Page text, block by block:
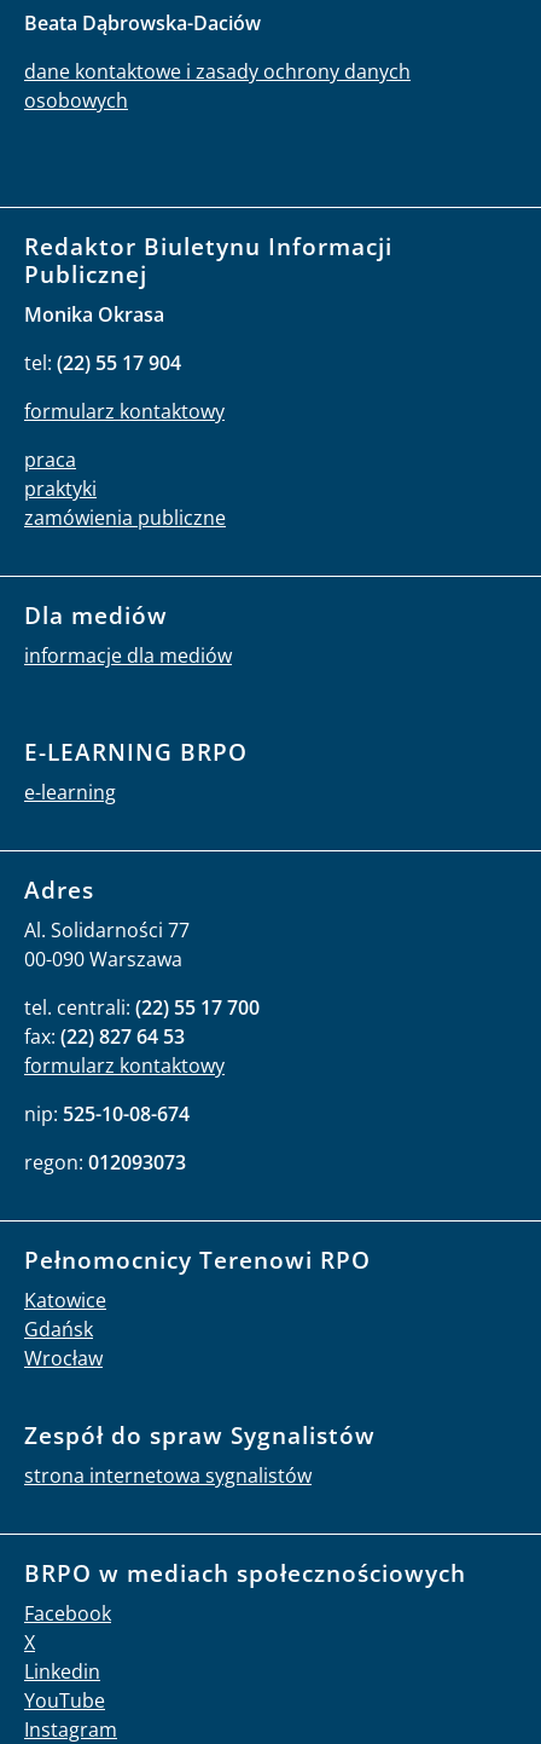
Beata Dąbrowska-Daciów
dane kontaktowe i zasady ochrony danych
osobowych
Redaktor Biuletynu Informacji
Publicznej
Monika Okrasa
tel: (22) 55 17 904
formularz kontaktowy
praca
praktyki
zamówienia publiczne
Dla mediów
informacje dla mediów
E-LEARNING BRPO
e-learning
Adres
Al. Solidarności 77
00-090 Warszawa
tel. centrali: (22) 55 17 700
fax: (22) 827 64 53
formularz kontaktowy
nip: 525-10-08-674
regon: 012093073
Pełnomocnicy Terenowi RPO
Katowice
Gdańsk
Wrocław
Zespół do spraw Sygnalistów
strona internetowa sygnalistów
BRPO w mediach społecznościowych
Facebook
X
Linkedin
YouTube
Instagram